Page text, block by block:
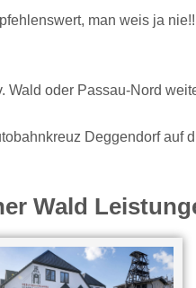
man weis ja nie!!
Wald oder Passau-Nord
Deggendorf auf
Wald